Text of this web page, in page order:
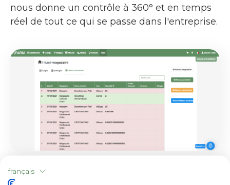
nous donne un contrôle à 360° et en temps
réel de tout ce qui se passe dans l'entreprise.
français